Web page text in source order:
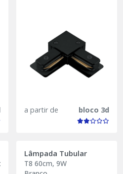
a partir de bloco 3d
Lâmpada Tubular
T8 60cm, 9W